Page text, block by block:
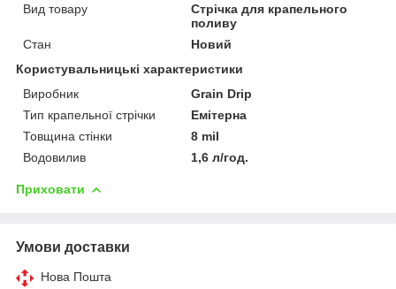
Вид товару
Стрічка для крапельного
поливу
Стан
Новий
Користувальницькі характеристики
Виробник
Grain Drip
Тип крапельної стрічки
Емітерна
Товщина стінки
8 mil
Водовилив
1,6 л/год.
Приховати
Умови доставки
Нова Пошта